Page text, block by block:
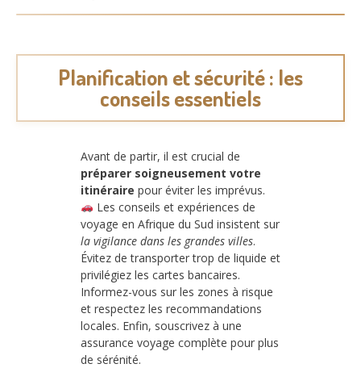
Planification et sécurité : les
conseils essentiels
Avant de partir, il est crucial de
préparer soigneusement votre
itinéraire pour éviter les imprévus.
Les conseils et expériences de
voyage en Afrique du Sud insistent sur
la vigilance dans les grandes villes.
Évitez de transporter trop de liquide et
privilégiez les cartes bancaires.
Informez-vous sur les zones à risque
et respectez les recommandations
locales. Enfin, souscrivez à une
assurance voyage complète pour plus
de sérénité.